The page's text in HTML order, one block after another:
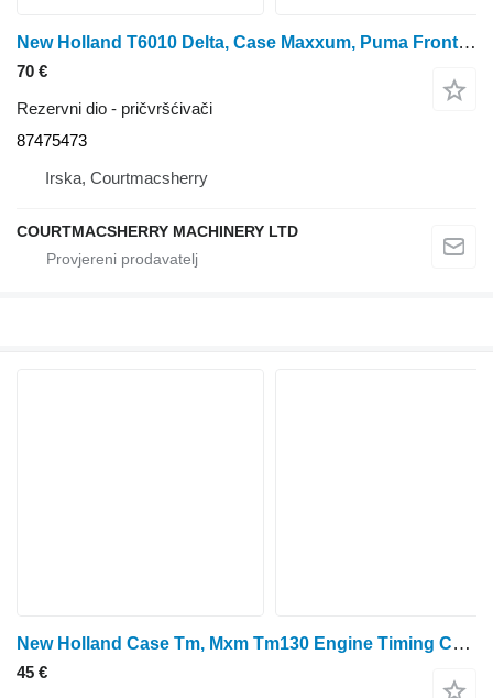
New Holland T6010 Delta, Case Maxxum, Puma Front Fender Stop Rhs 87475473 za traktora
70 €
Rezervni dio - pričvršćivači
87475473
Irska, Courtmacsherry
COURTMACSHERRY MACHINERY LTD
New Holland Case Tm, Mxm Tm130 Engine Timing Cover Plate , 87802584 87802549 za traktora na kotačima
45 €